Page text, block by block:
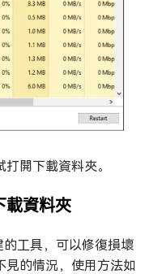
開下載資料夾。
載資料夾
的工具，可以修復損壞
見的情況，使用方法如